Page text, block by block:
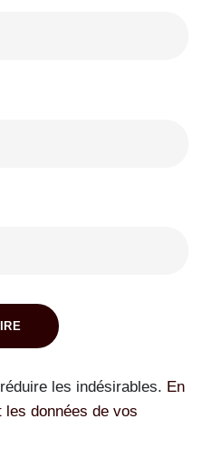
les indésirables. En
données de vos